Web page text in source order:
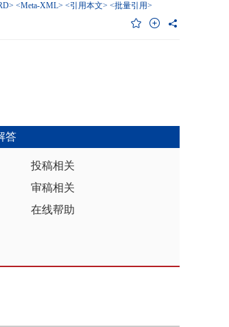
工具，更蕴含促进复杂概念发现与再生产的机
的、相对静态的、单一维度的模式，向更加动
视家庭经济、社会、文化资本的综合调节效应
，文章利用2017年和2019年中国家庭金融调查
自有资源满足教育需求，降低对债务融资的依
示，债务多元化水平较低、主要依赖内源融资
更倾向于增加更多的教育投资。第四，进一步
投资之间存在倒“U”型的非线性关系，当家庭财
使家庭增加教育投入，但财务负担过重时则导
杆可缓解流动性约束并支撑教育投入，而过度
<Meta-XML> <引用本文> <批量引用>
答
投稿相关
审稿相关
在线帮助